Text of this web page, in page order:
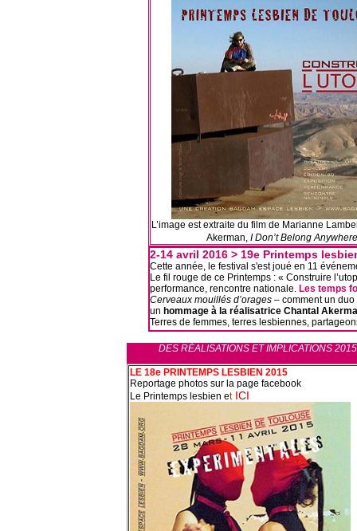
L’image est extraite du film de Marianne
Akerman, I Don’t Belong Anywhere
2-14 avril 2016 > 19e Printemps
Cette année, le festival s'est joué en 11
Le fil rouge de ce Printemps : « Construire
performance, rencontre nationale.Les temps
Cerveaux mouillés d’orages– comment un duo
un hommage à la réalisatrice Chantal
Terres de femmes, terres lesbiennes,
DES RÉALISATIONS ET IMPLICATIONS 2015
LE 18e PRINTEMPS LESBIEN 2015
Reportage photos sur la page facebook
Le Printemps lesbien et ICI